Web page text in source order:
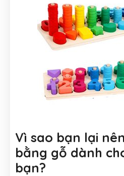
Vì sao bạn lại
bằng gỗ dành
bạn?